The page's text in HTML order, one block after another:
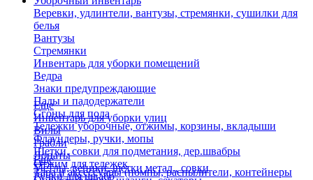
Веревки, удлинтели, вантузы, стремянки, сушилки для
белья
Вантузы
Стремянки
Инвентарь для уборки помещений
Ведра
Знаки предупреждающие
Пады и падодержатели
Сгоны для пола
Тележки уборочные, отжимы, корзины, вкладыши
Флаундеры, ручки, мопы
Щетки, совки для подметания, дер.швабры
Отжим для тележек
Ручки для швабр
Еще
Инвентарь для уборки улиц
Вилы
Грабли
Лопаты
Метлы, веники, щетки метал., совки
Еще
Тара и аксессуары (помпы, распылители, контейнеры